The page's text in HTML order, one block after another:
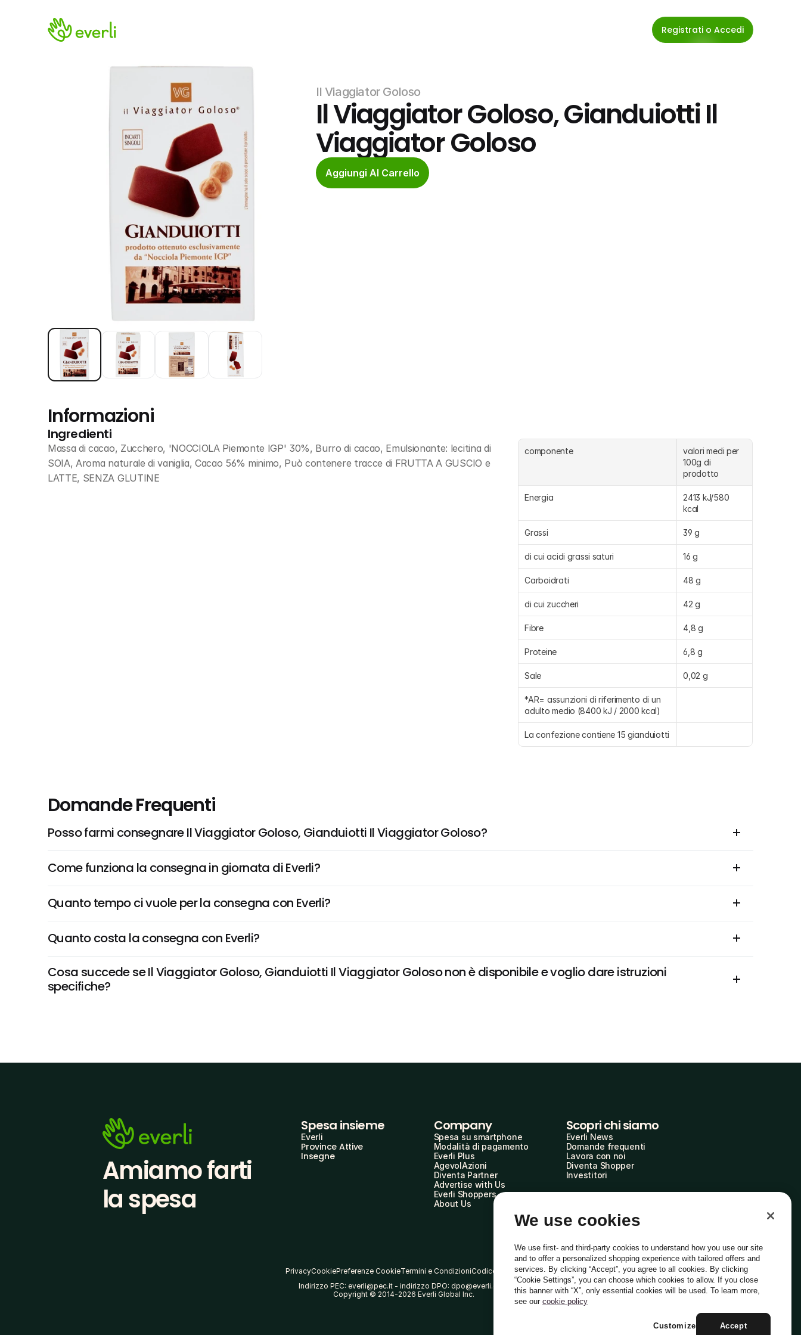
Registrati o Accedi
Il Viaggiator Goloso
Il Viaggiator Goloso, Gianduiotti Il
Viaggiator Goloso
Aggiungi Al Carrello
Informazioni
Ingredienti
Massa di cacao, Zucchero, 'NOCCIOLA Piemonte IGP' 30%, Burro di cacao, Emulsionante: lecitina di
SOIA, Aroma naturale di vaniglia, Cacao 56% minimo, Può contenere tracce di FRUTTA A GUSCIO e
LATTE, SENZA GLUTINE
componente
valori medi per
100g di
prodotto
Energia
2413 kJ/580
kcal
Grassi 39 g
di cui acidi grassi saturi 16 g
Carboidrati 48 g
di cui zuccheri 42 g
Fibre 4,8 g
Proteine 6,8 g
Sale 0,02 g
*AR= assunzioni di riferimento di un
adulto medio (8400 kJ / 2000 kcal)
La confezione contiene 15 gianduiotti
Domande Frequenti
Posso farmi consegnare Il Viaggiator Goloso, Gianduiotti Il Viaggiator Goloso?
Come funziona la consegna in giornata di Everli?
Quanto tempo ci vuole per la consegna con Everli?
Quanto costa la consegna con Everli?
Cosa succede se Il Viaggiator Goloso, Gianduiotti Il Viaggiator Goloso non è disponibile e voglio dare istruzioni
specifiche?
Amiamo farti
la spesa
Spesa insieme
Everli
Province Attive
Insegne
Company
Spesa su smartphone
Modalità di pagamento
Everli Plus
AgevolAzioni
Diventa Partner
Advertise with Us
Everli Shoppers
About Us
Scopri chi siamo
Everli News
Domande frequenti
Lavora con noi
Diventa Shopper
Investitori
PrivacyCookiePreferenze CookieTermini e CondizioniCodice Etico
Indirizzo PEC: everli@pec.it - indirizzo DPO: dpo@everli.com
Copyright © 2014-2026 Everli Global Inc.
Italiano
We use cookies
We use first- and third-party cookies to understand how you use our site
and to offer a personalized shopping experience with tailored offers and
services. By clicking “Accept”, you agree to all cookies. By clicking
“Cookie Settings”, you can choose which cookies to allow. If you close
this banner with “X”, only essential cookies will be used. To learn more,
see our cookie policy
Accept
Customize